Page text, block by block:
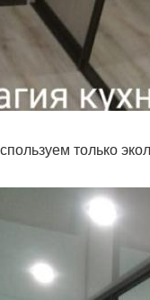
только